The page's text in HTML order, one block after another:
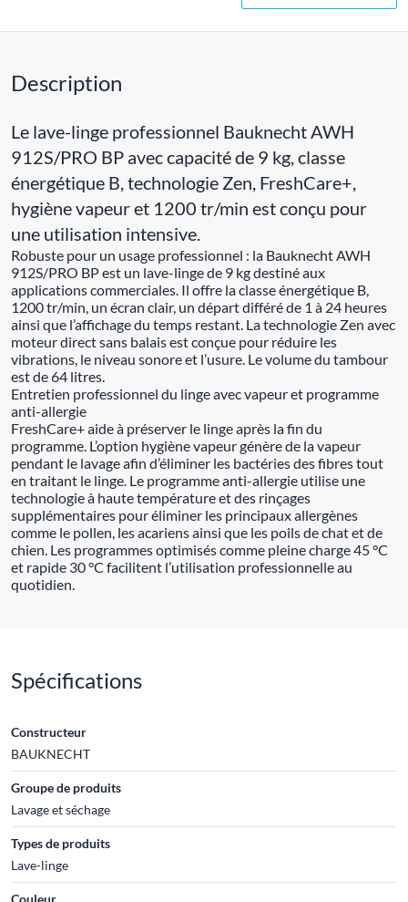
Description
Le lave-linge professionnel Bauknecht AWH
912S/PRO BP avec capacité de 9 kg, classe
énergétique B, technologie Zen, FreshCare+,
hygiène vapeur et 1200 tr/min est conçu pour
une utilisation intensive.
Robuste pour un usage professionnel : la Bauknecht AWH
912S/PRO BP est un lave-linge de 9 kg destiné aux
applications commerciales. Il offre la classe énergétique B,
1200 tr/min, un écran clair, un départ différé de 1 à 24 heures
ainsi que l’affichage du temps restant. La technologie Zen avec
moteur direct sans balais est conçue pour réduire les
vibrations, le niveau sonore et l’usure. Le volume du tambour
est de 64 litres.
Entretien professionnel du linge avec vapeur et programme
anti-allergie
FreshCare+ aide à préserver le linge après la fin du
programme. L’option hygiène vapeur génère de la vapeur
pendant le lavage afin d’éliminer les bactéries des fibres tout
en traitant le linge. Le programme anti-allergie utilise une
technologie à haute température et des rinçages
supplémentaires pour éliminer les principaux allergènes
comme le pollen, les acariens ainsi que les poils de chat et de
chien. Les programmes optimisés comme pleine charge 45 °C
et rapide 30 °C facilitent l’utilisation professionnelle au
quotidien.
Spécifications
Constructeur
BAUKNECHT
Groupe de produits
Lavage et séchage
Types de produits
Lave-linge
Couleur